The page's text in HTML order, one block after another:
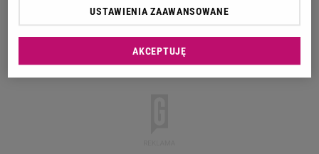
USTAWIENIA ZAAWANSOWANE
AKCEPTUJĘ